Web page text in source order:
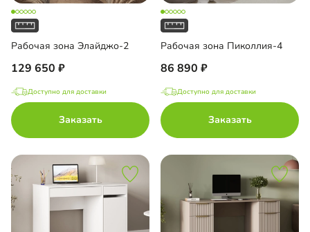
Рабочая зона Элайджо-2
129 650
Доступно для доставки
Заказать
Рабочая зона Пиколлия-4
86 890
Доступно для доставки
Заказать